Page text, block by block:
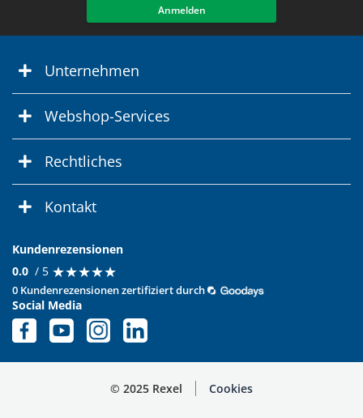
Anmelden
Unternehmen
Webshop-Services
Rechtliches
Kontakt
Kundenrezensionen
0.0 / 5 ★★★★★
★★★★★
0 Kundenrezensionen zertifiziert durch
Social Media
© 2025 Rexel Cookies